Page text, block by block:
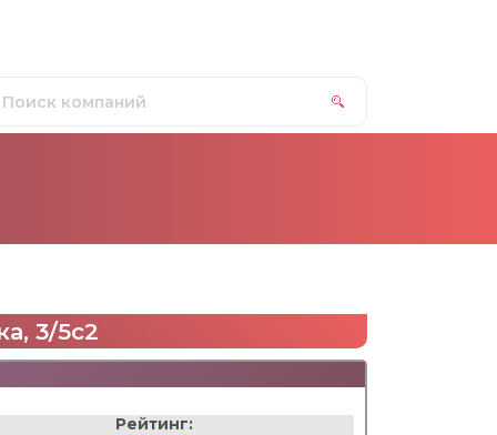
3/5с2
Рейтинг: